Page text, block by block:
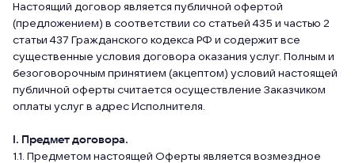
Настоящий договор является публичной офертой
(предложением) в соответствии со статьей 435 и частью 2
статьи 437 Гражданского кодекса РФ и содержит все
существенные условия договора оказания услуг. Полным и
безоговорочным принятием (акцептом) условий настоящей
публичной оферты считается осуществление Заказчиком
оплаты услуг в адрес Исполнителя.
I. Предмет договора.
1.1. Предметом настоящей Оферты является возмездное